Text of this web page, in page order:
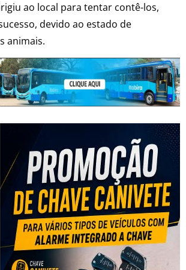
ao local para tentar contê-los,
devido ao estado de
animais.